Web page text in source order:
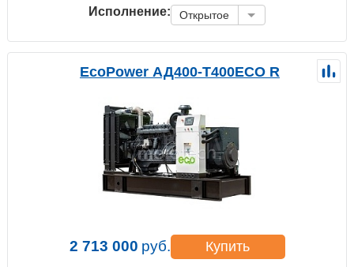
Исполнение: Открытое
EcoPower АД400-T400ECO R
2 713 000 руб. Купить